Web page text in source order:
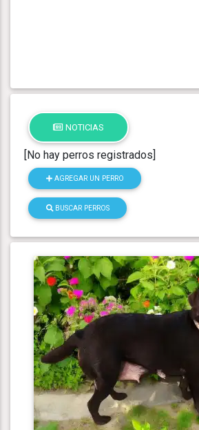
NOTICIAS
[No hay perros registrados]
AGREGAR UN PERRO
BUSCAR PERROS